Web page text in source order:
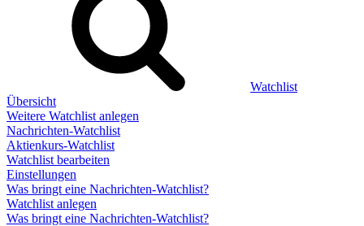
Watchlist
Übersicht
Weitere Watchlist anlegen
Nachrichten-Watchlist
Aktienkurs-Watchlist
Watchlist bearbeiten
Einstellungen
Was bringt eine Nachrichten-Watchlist?
Watchlist anlegen
Was bringt eine Nachrichten-Watchlist?